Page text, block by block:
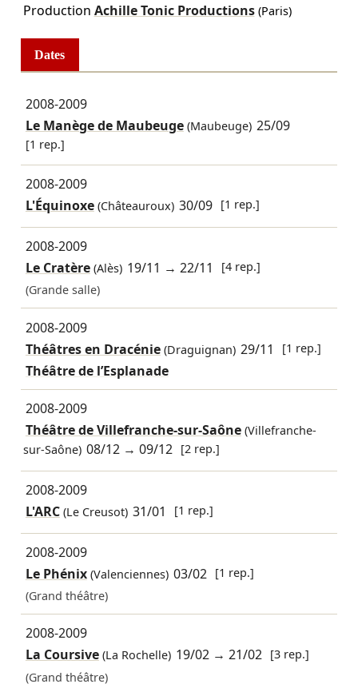
Production Achille Tonic Productions(Paris)
Dates
2008-2009
Le Manège de Maubeuge(Maubeuge) 25/09
[1 rep.]
2008-2009
L'Équinoxe(Châteauroux) 30/09 [1 rep.]
2008-2009
Le Cratère(Alès) 19/11 →22/11
[4 rep.]
(Grande salle)
2008-2009
Théâtres en Dracénie(Draguignan) 29/11 [1 rep.]
Théâtre de l’Esplanade
2008-2009
Théâtre de Villefranche-sur-Saône(Villefranche-
sur-Saône) 08/12 →09/12 [2 rep.]
2008-2009
L'ARC(Le Creusot) 31/01 [1 rep.]
2008-2009
Le Phénix(Valenciennes) 03/02 [1 rep.]
(Grand théâtre)
2008-2009
La Coursive(La Rochelle) 19/02 →21/02 [3 rep.]
(Grand théâtre)